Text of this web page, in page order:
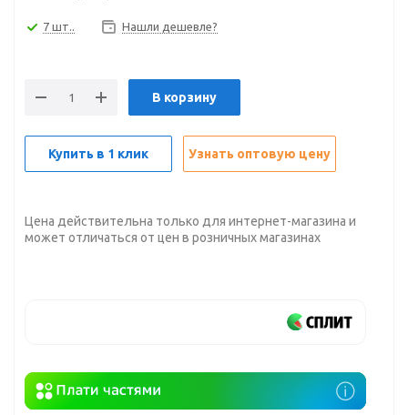
7 шт.. Нашли дешевле?
В корзину
Купить в 1 клик Узнать оптовую цену
Цена действительна только для интернет-магазина и
может отличаться от цен в розничных магазинах